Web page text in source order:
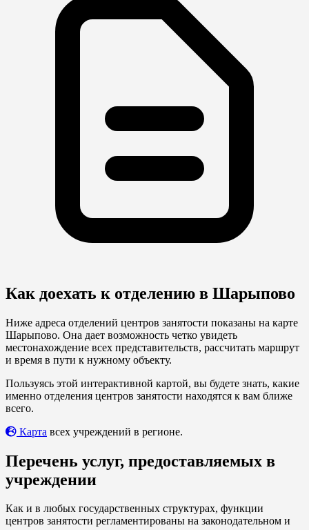
Как доехать к отделению в Шарыпово
Ниже адреса отделений центров занятости показаны на карте
Шарыпово. Она дает возможность четко увидеть
местонахождение всех представительств, рассчитать маршрут
и время в пути к нужному объекту.
Пользуясь этой интерактивной картой, вы будете знать, какие
именно отделения центров занятости находятся к вам ближе
всего.
Карта всех учреждений в регионе.
Перечень услуг, предоставляемых в
учреждении
Как и в любых государственных структурах, функции
центров занятости регламентированы на законодательном и